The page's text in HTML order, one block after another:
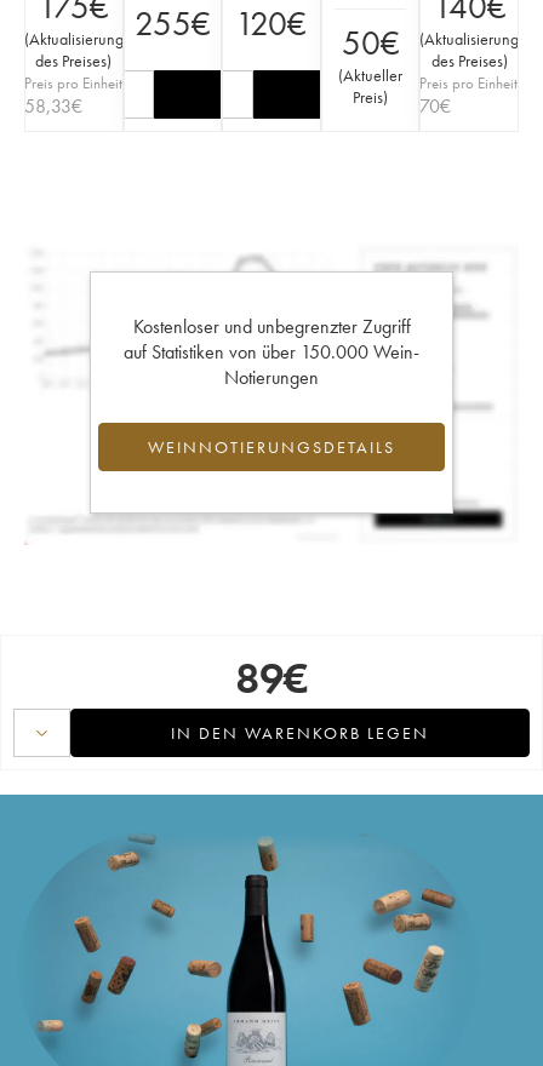
(Aktualisierung
des Preises)
Preis pro Einheit
58,33€
255€ 120€ 50€
(Aktueller
Preis)
(Aktualisierung
des Preises)
Preis pro Einheit
70€
Kostenloser und unbegrenzter Zugriff
auf Statistiken von über 150.000 Wein-
Notierungen
WEINNOTIERUNGSDETAILS
89€
IN DEN WARENKORB LEGEN